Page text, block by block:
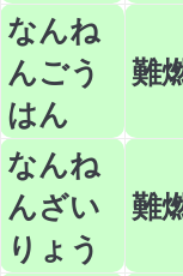
なんね
んごう
はん
難
なんね
んざい
りょう
難